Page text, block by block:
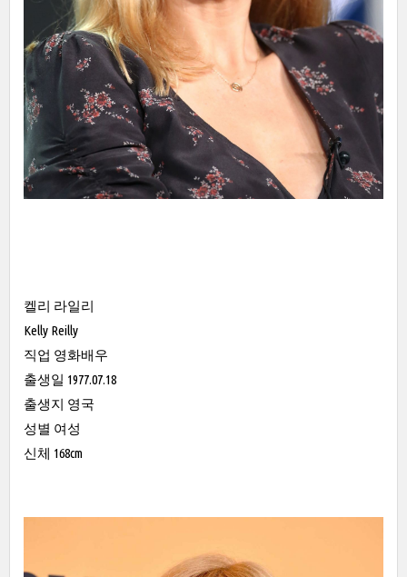
켈리 라일리
Kelly Reilly
직업 영화배우
출생일 1977.07.18
출생지 영국
성별 여성
신체 168cm